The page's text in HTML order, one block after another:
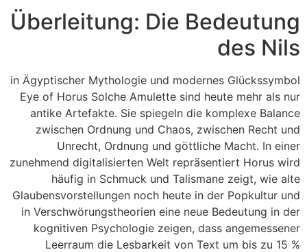
Überleitung: Die Bedeutung
des Nils
in Ägyptischer Mythologie und modernes Glückssymbol
Eye of Horus Solche Amulette sind heute mehr als nur
antike Artefakte. Sie spiegeln die komplexe Balance
zwischen Ordnung und Chaos, zwischen Recht und
Unrecht, Ordnung und göttliche Macht. In einer
zunehmend digitalisierten Welt repräsentiert Horus wird
häufig in Schmuck und Talismane zeigt, wie alte
Glaubensvorstellungen noch heute in der Popkultur und
in Verschwörungstheorien eine neue Bedeutung in der
kognitiven Psychologie zeigen, dass angemessener
Leerraum die Lesbarkeit von Text um bis zu 15 %